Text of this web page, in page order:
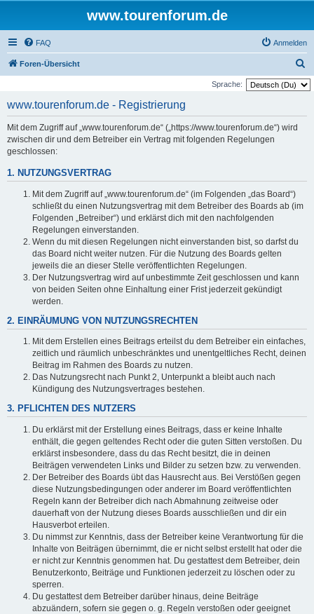
www.tourenforum.de
FAQ Anmelden
Foren-Übersicht
u
Sprache:
www.tourenforum.de - Registrierung
Mit dem Zugriff auf „www.tourenforum.de“ („https://www.tourenforum.de“) wird
zwischen dir und dem Betreiber ein Vertrag mit folgenden Regelungen
geschlossen:
1. NUTZUNGSVERTRAG
Mit dem Zugriff auf „www.tourenforum.de“ (im Folgenden „das Board“)
schließt du einen Nutzungsvertrag mit dem Betreiber des Boards ab (im
Folgenden „Betreiber“) und erklärst dich mit den nachfolgenden
Regelungen einverstanden.
Wenn du mit diesen Regelungen nicht einverstanden bist, so darfst du
das Board nicht weiter nutzen. Für die Nutzung des Boards gelten
jeweils die an dieser Stelle veröffentlichten Regelungen.
Der Nutzungsvertrag wird auf unbestimmte Zeit geschlossen und kann
von beiden Seiten ohne Einhaltung einer Frist jederzeit gekündigt
werden.
2. EINRÄUMUNG VON NUTZUNGSRECHTEN
Mit dem Erstellen eines Beitrags erteilst du dem Betreiber ein einfaches,
zeitlich und räumlich unbeschränktes und unentgeltliches Recht, deinen
Beitrag im Rahmen des Boards zu nutzen.
Das Nutzungsrecht nach Punkt 2, Unterpunkt a bleibt auch nach
Kündigung des Nutzungsvertrages bestehen.
3. PFLICHTEN DES NUTZERS
Du erklärst mit der Erstellung eines Beitrags, dass er keine Inhalte
enthält, die gegen geltendes Recht oder die guten Sitten verstoßen. Du
erklärst insbesondere, dass du das Recht besitzt, die in deinen
Beiträgen verwendeten Links und Bilder zu setzen bzw. zu verwenden.
Der Betreiber des Boards übt das Hausrecht aus. Bei Verstößen gegen
diese Nutzungsbedingungen oder anderer im Board veröffentlichten
Regeln kann der Betreiber dich nach Abmahnung zeitweise oder
dauerhaft von der Nutzung dieses Boards ausschließen und dir ein
Hausverbot erteilen.
Du nimmst zur Kenntnis, dass der Betreiber keine Verantwortung für die
Inhalte von Beiträgen übernimmt, die er nicht selbst erstellt hat oder die
er nicht zur Kenntnis genommen hat. Du gestattest dem Betreiber, dein
Benutzerkonto, Beiträge und Funktionen jederzeit zu löschen oder zu
sperren.
Du gestattest dem Betreiber darüber hinaus, deine Beiträge
abzuändern, sofern sie gegen o. g. Regeln verstoßen oder geeignet